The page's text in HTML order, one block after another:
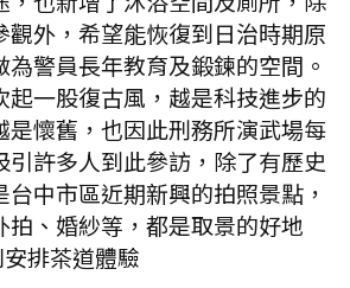
觀外，希望能恢復到日治時期原
為警員長年教育及鍛鍊的空間。
起一股復古風，越是科技進步的
是懷舊，也因此刑務所演武場每
引許多人到此參訪，除了有歷史
中市區近期新興的拍照景點，
拍、婚紗等，都是取景的好地
排茶道體驗